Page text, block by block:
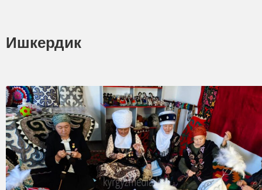
Ишкердик